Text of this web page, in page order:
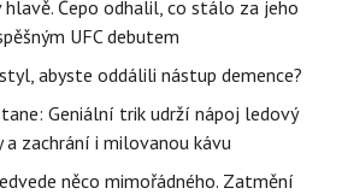
Čepo odhalil, co stálo za jeho
UFC debutem
abyste oddálili nástup demence?
Geniální trik udrží nápoj ledový
a zachrání i milovanou kávu
něco mimořádného. Zatmění